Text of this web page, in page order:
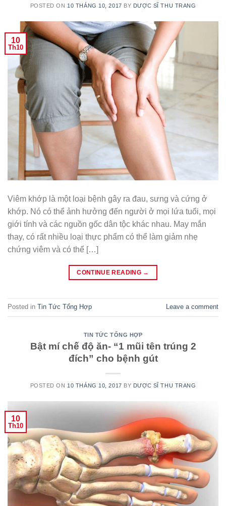
POSTED ON 10 THÁNG 10, 2017 BY DƯỢC SĨ THU TRANG
10
Th10
Viêm khớp là một loại bệnh gây ra đau, sưng và cứng ở
khớp. Nó có thể ảnh hưởng đến người ở mọi lứa tuổi, mọi
giới tính và các nguồn gốc dân tộc khác nhau. May mắn
thay, có rất nhiều loại thực phẩm có thể làm giảm nhẹ
chứng viêm và có thể […]
CONTINUE READING →
Posted in Tin Tức Tổng Hợp Leave a comment
TIN TỨC TỔNG HỢP
Bật mí chế độ ăn- “1 mũi tên trúng 2
đích” cho bệnh gút
POSTED ON 10 THÁNG 10, 2017 BY DƯỢC SĨ THU TRANG
10
Th10